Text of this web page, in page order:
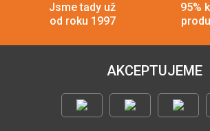
Jsme tady už
od roku 1997
95%
AKCEPTUJEME